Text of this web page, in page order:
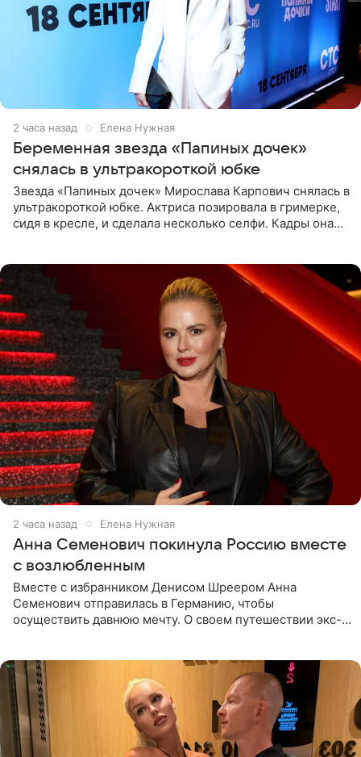
2 часа назад Елена Нужная
Беременная звезда «Папиных дочек»
снялась в ультракороткой юбке
Звезда «Папиных дочек» Мирослава Карпович снялась в
ультракороткой юбке. Актриса позировала в гримерке,
сидя в кресле, и сделала несколько селфи. Кадры она
2 часа назад Елена Нужная
Анна Семенович покинула Россию вместе
с возлюбленным
Вместе с избранником Денисом Шреером Анна
Семенович отправилась в Германию, чтобы
осуществить давнюю мечту. О своем путешествии экс-